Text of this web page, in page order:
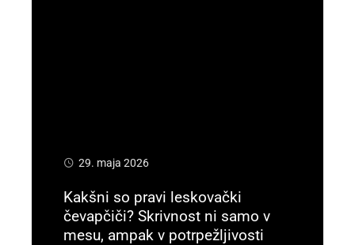
29. maja 2026
Kakšni so pravi leskovački
čevapčiči? Skrivnost ni samo v
mesu, ampak v potrpežljivosti